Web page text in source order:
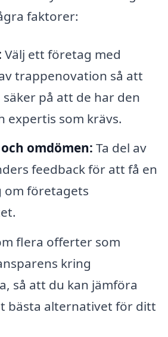
faktorer:
Välj ett företag med
trappenovation så att
på att de har den
expertis som krävs.
omdömen: Ta del av
feedback för att få en
företagets
flera offerter som
kring
så att du kan jämföra
bästa alternativet för ditt